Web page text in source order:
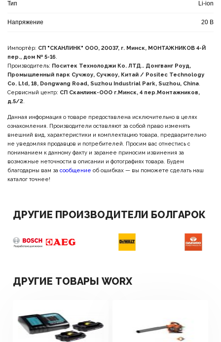
Тип Li-ion
Напряжение 20 В
Импортёр: СП "СКАНЛИНК" ООО, 20037, г. Минск, МОНТАЖНИКОВ 4-Й
пер., дом № 5-16.
Производитель: Поситек Технолоджи Ко. ЛТД.. Донгванг Роуд,
Промышленный парк Сучжоу, Сучжоу, Китай / Positec Technology
Co. Ltd, 18, Dongwang Road, Suzhou Industrial Park, Suzhou, China.
Сервисный центр: СП Сканлинк-ООО г.Минск, 4 пер.Монтажников,
д.5/2.
Данная информация о товаре предоставлена исключительно в целях
ознакомления. Производители оставляют за собой право изменять
внешний вид, характеристики и комплектацию товара, предварительно
не уведомляя продавцов и потребителей. Просим вас отнестись с
пониманием к данному факту и заранее приносим извинения за
возможные неточности в описании и фотографиях товара. Будем
благодарны вам за сообщение об ошибках — вы поможете сделать наш
каталог точнее!
ДРУГИЕ ПРОИЗВОДИТЕЛИ БОЛГАРОК
ДРУГИЕ ТОВАРЫ WORX